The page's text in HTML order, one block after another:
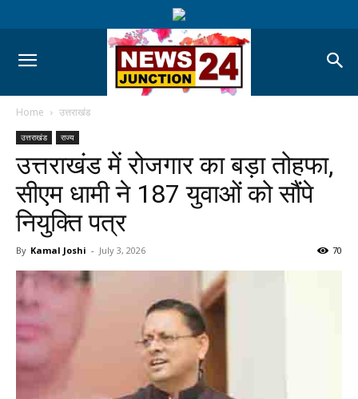
Home उत्तराखंड
उत्तराखंड राज्य
उत्तराखंड में रोजगार का बड़ा तोहफा,
सीएम धामी ने 187 युवाओं को सौंपे
नियुक्ति पत्र
By Kamal Joshi - July 3, 2026 70